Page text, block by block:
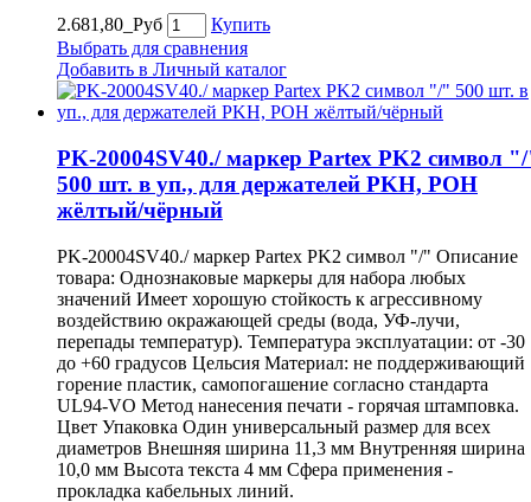
2.681,80_Руб
Купить
Выбрать для сравнения
Добавить в Личный каталог
PK-20004SV40./ маркер Partex PK2 символ
500 шт. в уп., для держателей PKH, POH
жёлтый/чёрный
PK-20004SV40./ маркер Partex PK2 символ "/" Описание
товара: Однознаковые маркеры для набора любых
значений Имеет хорошую стойкость к агрессивному
воздействию окражающей среды (вода, УФ-лучи,
перепады температур). Температура эксплуатации: от -30
до +60 градусов Цельсия Материал: не поддерживающий
горение пластик, самопогашение согласно стандарта
UL94-VO Метод нанесения печати - горячая штамповка.
Цвет Упаковка Один универсальный размер для всех
диаметров Внешняя ширина 11,3 мм Внутренняя ширина
10,0 мм Высота текста 4 мм Сфера применения -
прокладка кабельных линий.